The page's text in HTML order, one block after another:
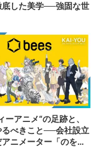
した美学──強固な世
ーアニメ“の足跡と、
るべきこと──会社設立
ニメーター「のを